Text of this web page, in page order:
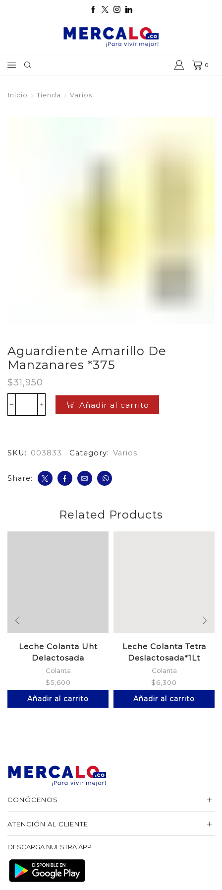
0
Inicio Tienda Varios
Aguardiente Amarillo De
Manzanares *375
$31,950
Aguardiente
Amarillo
cantidad
Añadir al carrito
SKU: 003833 Category: Varios
Share:
Related Products
Leche Colanta Uht
Delactosada
Bolsa*1000
Colanta
$5,600
Añadir al carrito
Leche Colanta Tetra
Deslactosada*1Lt
Colanta
$6,300
Añadir al carrito
CONÓCENOS
ATENCIÓN AL CLIENTE
DESCARGA NUESTRA APP